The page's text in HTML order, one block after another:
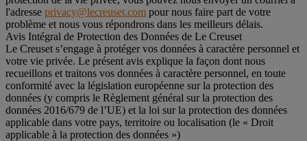
l'adresse privacy@lecreuset.com pour nous faire part de votre
problème et nous vous répondrons dans les meilleurs délais.
Avis Intégral de Protection des Données de Le Creuset
Le Creuset s’engage à protéger vos données à caractère personnel et
votre vie privée. Le présent avis explique la façon dont nous
recueillons et traitons vos données à caractère personnel, en toute
conformité avec la législation européenne sur la protection des
données (y compris le Règlement général sur la protection des
données 2016/679 de l’UE) et la loi sur la protection des données
applicable dans votre pays, territoire ou localisation (le « Droit
applicable à la protection des données »)